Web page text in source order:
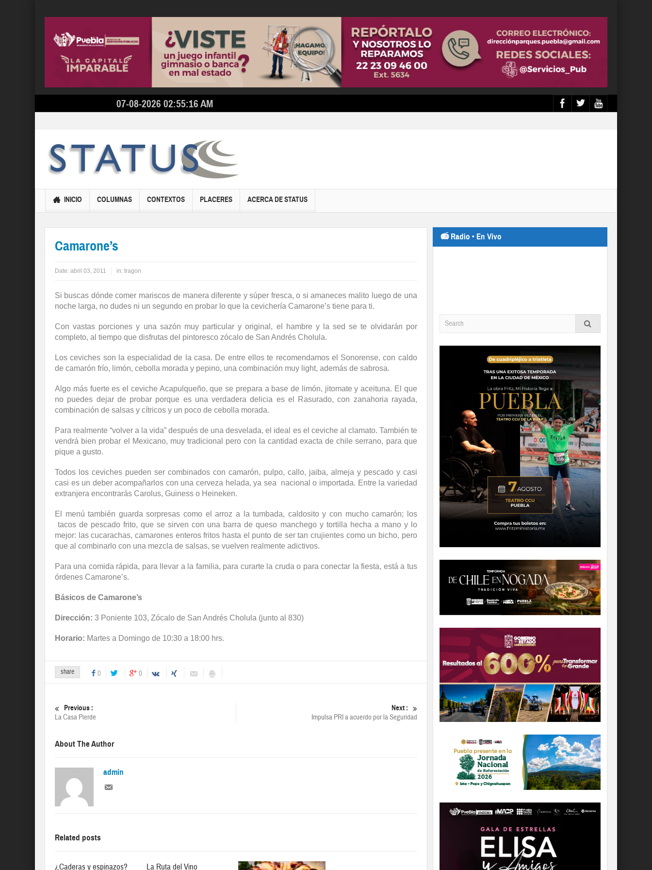
07-08-2026 02:55:16 AM
INICIO COLUMNAS CONTEXTOS PLACERES ACERCA DE STATUS
Camarone’s
Date: abril 03, 2011 in: tragon
Si buscas dónde comer mariscos de manera diferente y súper fresca, o si amaneces malito luego de una
noche larga, no dudes ni un segundo en probar lo que la cevichería Camarone’s tiene para ti.
Con vastas porciones y una sazón muy particular y original, el hambre y la sed se te olvidarán por
completo, al tiempo que disfrutas del pintoresco zócalo de San Andrés Cholula.
Los ceviches son la especialidad de la casa. De entre ellos te recomendamos el Sonorense, con caldo
de camarón frío, limón, cebolla morada y pepino, una combinación muy light, además de sabrosa.
Algo más fuerte es el ceviche Acapulqueño, que se prepara a base de limón, jitomate y aceituna. El que
no puedes dejar de probar porque es una verdadera delicia es el Rasurado, con zanahoria rayada,
combinación de salsas y cítricos y un poco de cebolla morada.
Para realmente “volver a la vida” después de una desvelada, el ideal es el ceviche al clamato. También te
vendrá bien probar el Mexicano, muy tradicional pero con la cantidad exacta de chile serrano, para que
pique a gusto.
Todos los ceviches pueden ser combinados con camarón, pulpo, callo, jaiba, almeja y pescado y casi
casi es un deber acompañarlos con una cerveza helada, ya sea nacional o importada. Entre la variedad
extranjera encontrarás Carolus, Guiness o Heineken.
El menú también guarda sorpresas como el arroz a la tumbada, caldosito y con mucho camarón; los
tacos de pescado frito, que se sirven con una barra de queso manchego y tortilla hecha a mano y lo
mejor: las cucarachas, camarones enteros fritos hasta el punto de ser tan crujientes como un bicho, pero
que al combinarlo con una mezcla de salsas, se vuelven realmente adictivos.
Para una comida rápida, para llevar a la familia, para curarte la cruda o para conectar la fiesta, está a tus
órdenes Camarone’s.
Básicos de Camarone’s
Dirección: 3 Poniente 103, Zócalo de San Andrés Cholula (junto al 830)
Horario: Martes a Domingo de 10:30 a 18:00 hrs.
share 0 0
Previous :
La Casa Pierde
Next :
Impulsa PRI a acuerdo por la Seguridad
About The Author
admin
Related posts
¿Caderas y espinazos? La Ruta del Vino
📻 Radio • En Vivo